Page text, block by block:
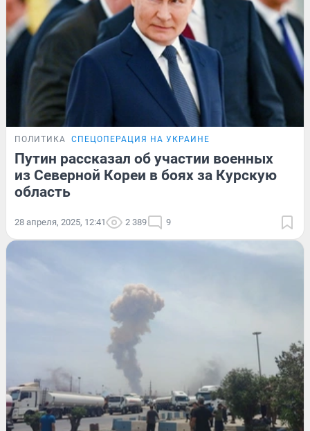
ПОЛИТИКА СПЕЦОПЕРАЦИЯ НА УКРАИНЕ
Путин рассказал об участии военных
из Северной Кореи в боях за Курскую
область
28 апреля, 2025, 12:41 2 389 9